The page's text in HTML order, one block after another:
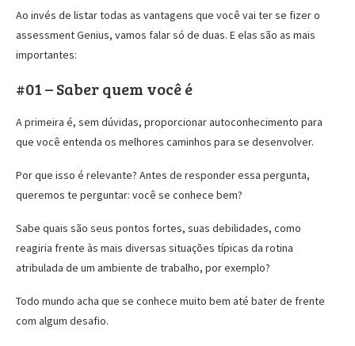
Ao invés de listar todas as vantagens que você vai ter se fizer o
assessment Genius, vamos falar só de duas. E elas são as mais
importantes:
#01 – Saber quem você é
A primeira é, sem dúvidas, proporcionar autoconhecimento para
que você entenda os melhores caminhos para se desenvolver.
Por que isso é relevante? Antes de responder essa pergunta,
queremos te perguntar: você se conhece bem?
Sabe quais são seus pontos fortes, suas debilidades, como
reagiria frente às mais diversas situações típicas da rotina
atribulada de um ambiente de trabalho, por exemplo?
Todo mundo acha que se conhece muito bem até bater de frente
com algum desafio.